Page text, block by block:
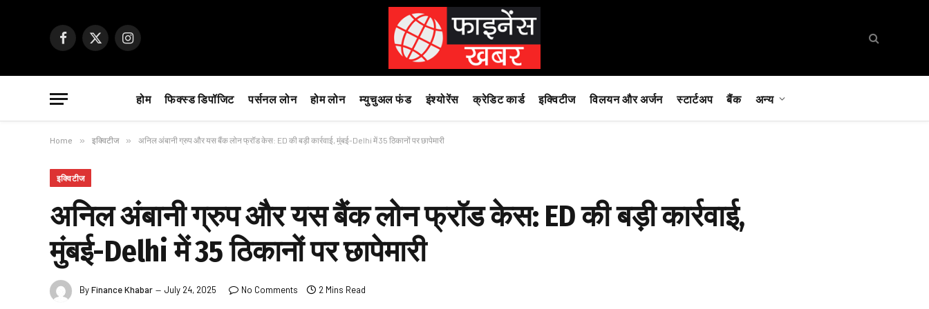
Facebook
X
Instagram
होम फिक्स्ड डिपॉजिट पर्सनल लोन होम लोन म्युचुअल फंड इंश्योरेंस क्रेडिट कार्ड इक्विटीज विलयन और अर्जन स्टार्टअप बैंक अन्य
Home » इक्विटीज » अनिल अंबानी ग्रुप और यस बैंक लोन फ्रॉड केस: ED की बड़ी कार्रवाई, मुंबई-Delhi में 35 ठिकानों पर छापेमारी
इक्विटीज
अनिल अंबानी ग्रुप और यस बैंक लोन फ्रॉड केस: ED की बड़ी कार्रवाई,
मुंबई-Delhi में 35 ठिकानों पर छापेमारी
ByFinance Khabar July 24, 2025 No Comments 2 Mins Read